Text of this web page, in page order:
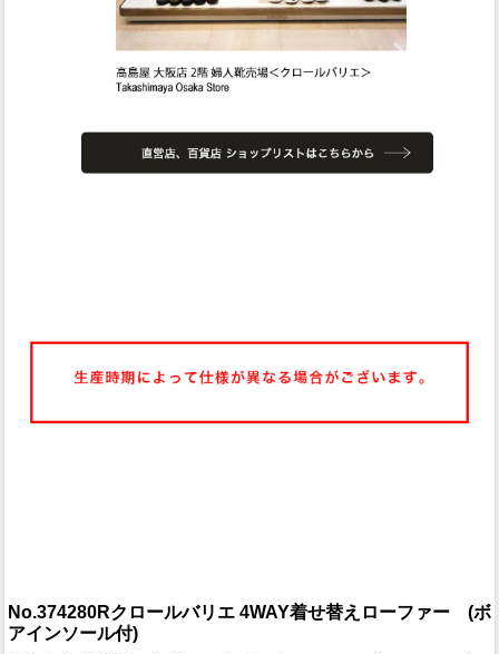
No.374280Rクロールバリエ 4WAY着せ替えローファー (ボ
アインソール付)